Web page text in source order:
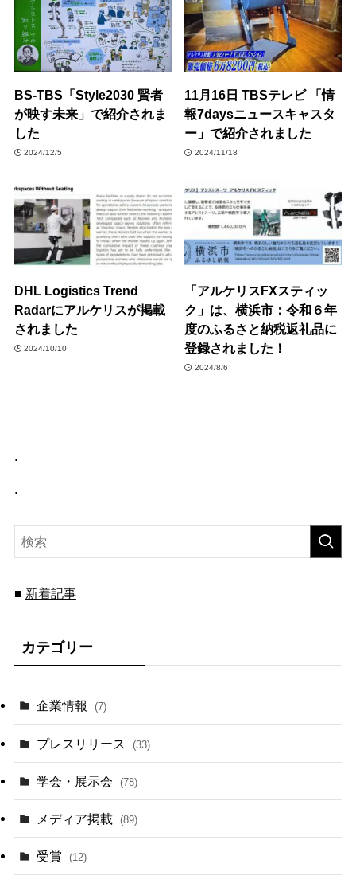
BS-TBS「Style2030 賢者
が映す未来」で紹介されま
した
2024/12/5
11月16日 TBSテレビ 「情
報7daysニュースキャスタ
ー」で紹介されました
2024/11/18
DHL Logistics Trend
Radarにアルケリスが掲載
されました
2024/10/10
「アルケリスFXスティッ
ク」は、横浜市：令和６年
度のふるさと納税返礼品に
登録されました！
2024/8/6
.
.
■ 新着記事
カテゴリー
企業情報 (7)
プレスリリース (33)
学会・展示会 (78)
メディア掲載 (89)
受賞 (12)